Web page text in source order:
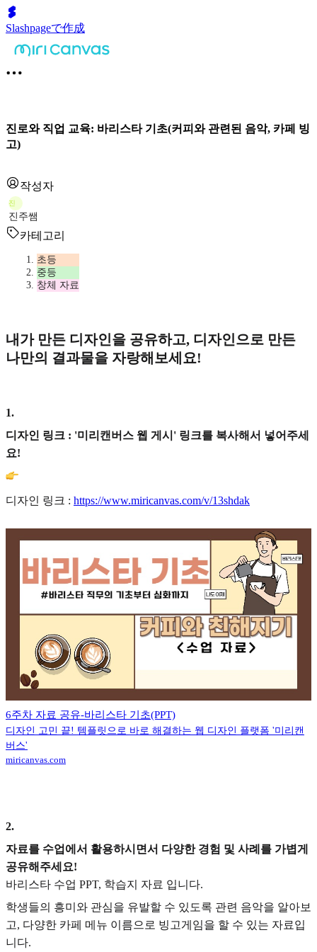
Slashpageで作成
진로와 직업 교육: 바리스타 기초(커피와 관련된 음악, 카페 빙
고)
작성자
진
진주쌤
카테고리
초등
중등
창체 자료
내가 만든 디자인을 공유하고, 디자인으로 만든
나만의 결과물을 자랑해보세요!
1.
디자인 링크 : '미리캔버스 웹 게시' 링크를 복사해서 넣어주세
요!
디자인 링크 : https://www.miricanvas.com/v/13shdak
6주차 자료 공유-바리스타 기초(PPT)
디자인 고민 끝! 템플릿으로 바로 해결하는 웹 디자인 플랫폼 '미리캔
버스'
miricanvas.com
2.
자료를 수업에서 활용하시면서 다양한 경험 및 사례를 가볍게
공유해주세요!
바리스타 수업 PPT, 학습지 자료 입니다.
학생들의 흥미와 관심을 유발할 수 있도록 관련 음악을 알아보
고, 다양한 카페 메뉴 이름으로 빙고게임을 할 수 있는 자료입
니다.